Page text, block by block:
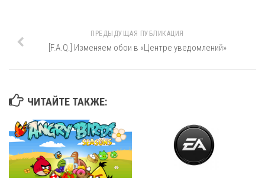
ПРЕДЫДУЩАЯ ПУБЛИКАЦИЯ
[F.A.Q.] Изменяем обои в «Центре уведомлений»
ЧИТАЙТЕ ТАКЖЕ: